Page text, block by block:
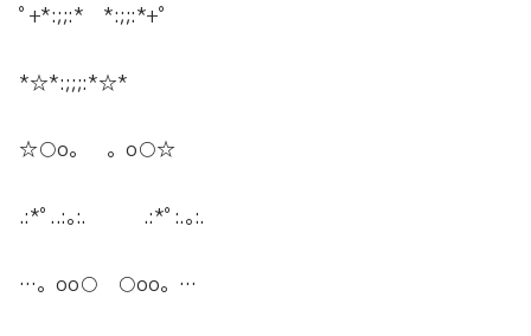
ﾟ+*:;;:* *:;;:*+ﾟ
*☆*:;;;:*☆*
☆○o。 。o○☆
.:*ﾟ..:｡:. .:*ﾟ:.｡:.
…。oо○ ○оo。…